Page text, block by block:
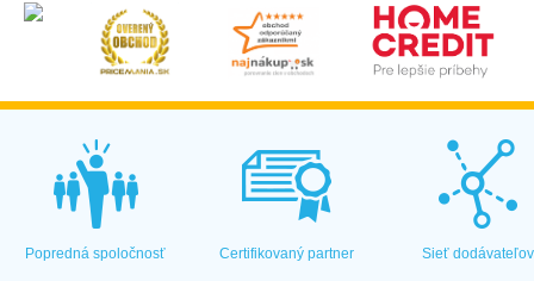
Popredná spoločnosť Certifikovaný partner Sieť dodávateľov